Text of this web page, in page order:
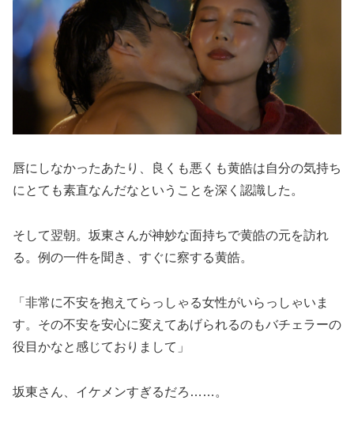
唇にしなかったあたり、良くも悪くも黄皓は自分の気持ち
にとても素直なんだなということを深く認識した。
そして翌朝。坂東さんが神妙な面持ちで黄皓の元を訪れ
る。例の一件を聞き、すぐに察する黄皓。
「非常に不安を抱えてらっしゃる女性がいらっしゃいま
す。その不安を安心に変えてあげられるのもバチェラーの
役目かなと感じておりまして」
坂東さん、イケメンすぎるだろ……。